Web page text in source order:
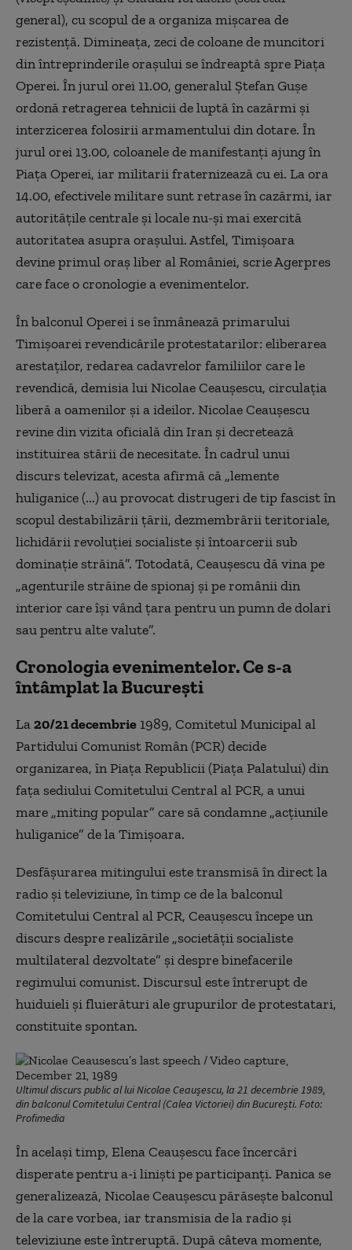
general), cu scopul de a organiza mişcarea de
rezistenţă. Dimineaţa, zeci de coloane de muncitori
din întreprinderile oraşului se îndreaptă spre Piaţa
Operei. În jurul orei 11.00, generalul Ştefan Guşe
ordonă retragerea tehnicii de luptă în cazărmi şi
interzicerea folosirii armamentului din dotare. În
jurul orei 13.00, coloanele de manifestanţi ajung în
Piaţa Operei, iar militarii fraternizează cu ei. La ora
14.00, efectivele militare sunt retrase în cazărmi, iar
autorităţile centrale şi locale nu-şi mai exercită
autoritatea asupra oraşului. Astfel, Timişoara
devine primul oraş liber al României, scrie Agerpres
care face o cronologie a evenimentelor.
În balconul Operei i se înmânează primarului
Timişoarei revendicările protestatarilor: eliberarea
arestaţilor, redarea cadavrelor familiilor care le
revendică, demisia lui Nicolae Ceauşescu, circulaţia
liberă a oamenilor şi a ideilor. Nicolae Ceauşescu
revine din vizita oficială din Iran şi decretează
instituirea stării de necesitate. În cadrul unui
discurs televizat, acesta afirmă că „lemente
huliganice (...) au provocat distrugeri de tip fascist în
scopul destabilizării ţării, dezmembrării teritoriale,
lichidării revoluţiei socialiste şi întoarcerii sub
dominaţie străină”. Totodată, Ceauşescu dă vina pe
„agenturile străine de spionaj şi pe românii din
interior care îşi vând ţara pentru un pumn de dolari
sau pentru alte valute”.
Cronologia evenimentelor. Ce s-a
întâmplat la București
La20/21 decembrie 1989, Comitetul Municipal al
Partidului Comunist Român (PCR) decide
organizarea, în Piaţa Republicii (Piaţa Palatului) din
faţa sediului Comitetului Central al PCR, a unui
mare „miting popular” care să condamne „acţiunile
huliganice” de la Timişoara.
Desfăşurarea mitingului este transmisă în direct la
radio şi televiziune, în timp ce de la balconul
Comitetului Central al PCR, Ceauşescu începe un
discurs despre realizările „societăţii socialiste
multilateral dezvoltate” şi despre binefacerile
regimului comunist. Discursul este întrerupt de
huiduieli şi fluierături ale grupurilor de protestatari,
constituite spontan.
Ultimul discurs public al lui Nicolae Ceaușescu, la 21 decembrie 1989,
din balconul Comitetului Central (Calea Victoriei) din București. Foto:
Profimedia
În acelaşi timp, Elena Ceauşescu face încercări
disperate pentru a-i linişti pe participanţi. Panica se
generalizează, Nicolae Ceauşescu părăseşte balconul
de la care vorbea, iar transmisia de la radio şi
televiziune este întreruptă. După câteva momente,